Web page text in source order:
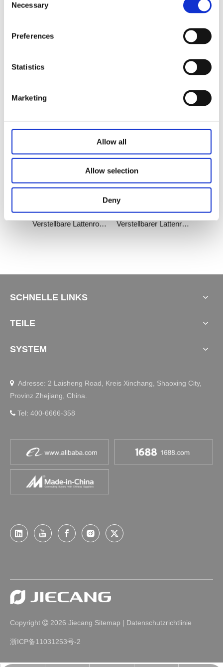
Selection
Necessary
Preferences
Statistics
Marketing
Allow all
Allow selection
Deny
Verwandte Produkte
Verstellbare Lattenroste Fairlane-300M Verstellbarer Lattenrostrahmen Otto-200
SCHNELLE LINKS
TEILE
SYSTEM
 Adresse: 2 Laisheng Road, Kreis Xinchang, Shaoxing City,
Provinz Zhejiang, China.
 Tel: 400-6666-358
Copyright  2026 Jiecang Sitemap | Datenschutzrichtlinie
浙ICP备11031253号-2